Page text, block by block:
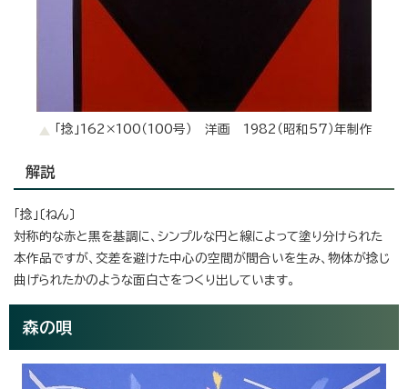
「捻」162×100（100号） 洋画 1982（昭和57）年制作
解説
「捻」〔ねん〕
対称的な赤と黒を基調に、シンプルな円と線によって塗り分けられた
本作品ですが、交差を避けた中心の空間が間合いを生み、物体が捻じ
曲げられたかのような面白さをつくり出しています。
森の唄